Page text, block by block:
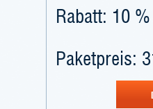
Rabatt: 10 %
Paketpreis: